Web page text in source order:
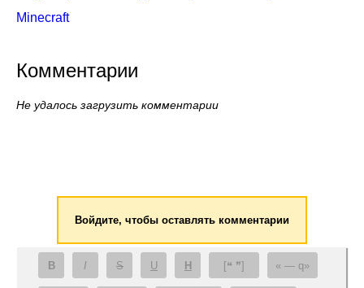
Minecraft
Комментарии
Не удалось загрузить комментарии
Войдите, чтобы оставлять комментарии
B I S U H [❝ ❞] — q